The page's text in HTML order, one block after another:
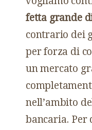
fetta grande
contrario dei
per forza di
un mercato
nell’ambito
bancaria. Per